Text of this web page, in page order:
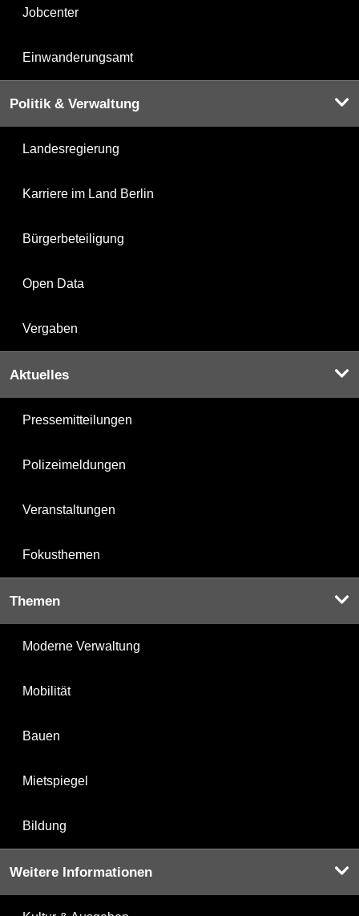
Jobcenter
Einwanderungsamt
Politik & Verwaltung
Landesregierung
Karriere im Land Berlin
Bürgerbeteiligung
Open Data
Vergaben
Aktuelles
Pressemitteilungen
Polizeimeldungen
Veranstaltungen
Fokusthemen
Themen
Moderne Verwaltung
Mobilität
Bauen
Mietspiegel
Bildung
Weitere Informationen